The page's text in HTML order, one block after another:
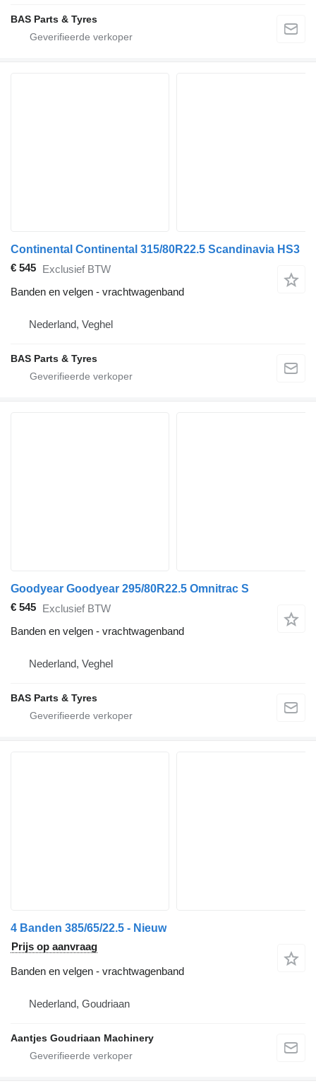
BAS Parts & Tyres
Continental Continental 315/80R22.5 Scandinavia HS3
€ 545 Exclusief BTW
Banden en velgen - vrachtwagenband
Nederland, Veghel
BAS Parts & Tyres
Goodyear Goodyear 295/80R22.5 Omnitrac S
€ 545 Exclusief BTW
Banden en velgen - vrachtwagenband
Nederland, Veghel
BAS Parts & Tyres
4 Banden 385/65/22.5 - Nieuw
Prijs op aanvraag
Banden en velgen - vrachtwagenband
Nederland, Goudriaan
Aantjes Goudriaan Machinery